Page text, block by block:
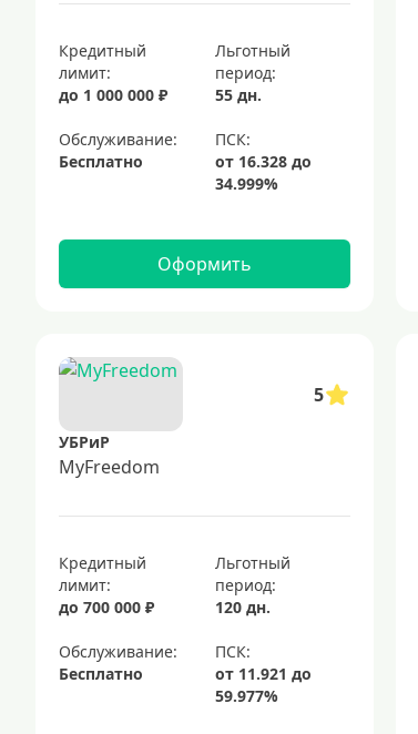
Кредитный
лимит:
до 1 000 000 ₽
Льготный
период:
55 дн.
Обслуживание:
Бесплатно
Оформить
5
УБРиР
MyFreedom
Кредитный
лимит:
до 700 000 ₽
Льготный
период:
120 дн.
Обслуживание:
Бесплатно